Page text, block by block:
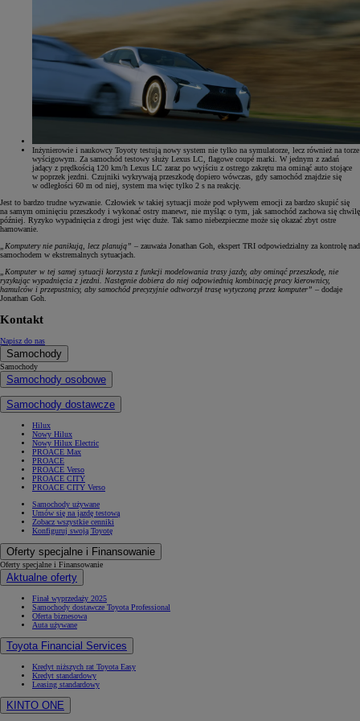
Inżynierowie i naukowcy Toyoty testują nowy system nie tylko na symulatorze, lecz również na torze
wyścigowym. Za samochód testowy służy Lexus LC, flagowe coupé marki. W jednym z zadań
jadący z prędkością 120 km/h Lexus LC zaraz po wyjściu z ostrego zakrętu ma ominąć auto stojące
w poprzek jezdni. Czujniki wykrywają przeszkodę dopiero wówczas, gdy samochód znajdzie się
w odległości 60 m od niej, system ma więc tylko 2 s na reakcję.
Jest to bardzo trudne wyzwanie. Człowiek w takiej sytuacji może pod wpływem emocji za bardzo skupić się
na samym ominięciu przeszkody i wykonać ostry manewr, nie myśląc o tym, jak samochód zachowa się chwilę
później. Ryzyko wypadnięcia z drogi jest więc duże. Tak samo niebezpieczne może się okazać zbyt ostre
hamowanie.
„Komputery nie panikują, lecz planują” – zauważa Jonathan Goh, ekspert TRI odpowiedzialny za kontrolę nad
samochodem w ekstremalnych sytuacjach.
„Komputer w tej samej sytuacji korzysta z funkcji modelowania trasy jazdy, aby ominąć przeszkodę, nie
ryzykując wypadnięcia z jezdni. Następnie dobiera do niej odpowiednią kombinację pracy kierownicy,
hamulców i przepustnicy, aby samochód precyzyjnie odtworzył trasę wytyczoną przez komputer” – dodaje
Jonathan Goh.
Kontakt
Napisz do nas
Samochody
Samochody
Samochody osobowe
Samochody dostawcze
Hilux
Nowy Hilux
Nowy Hilux Electric
PROACE Max
PROACE
PROACE Verso
PROACE CITY
PROACE CITY Verso
Samochody używane
Umów się na jazdę testową
Zobacz wszystkie cenniki
Konfiguruj swoją Toyotę
Oferty specjalne i Finansowanie
Oferty specjalne i Finansowanie
Aktualne oferty
Finał wyprzedaży 2025
Samochody dostawcze Toyota Professional
Oferta biznesowa
Auta używane
Toyota Financial Services
Kredyt niższych rat Toyota Easy
Kredyt standardowy
Leasing standardowy
KINTO ONE